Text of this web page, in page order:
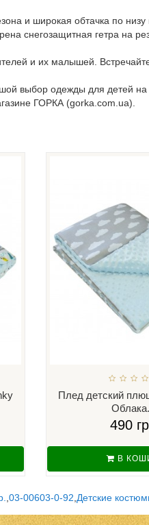
и широкая обтачка по низу
снегозащитная гетра на
и их малышей.
выбор одежды для
ГОРКА (gorka.com.ua).
Плед детский
490
В
,03-00603-0-92,Детские